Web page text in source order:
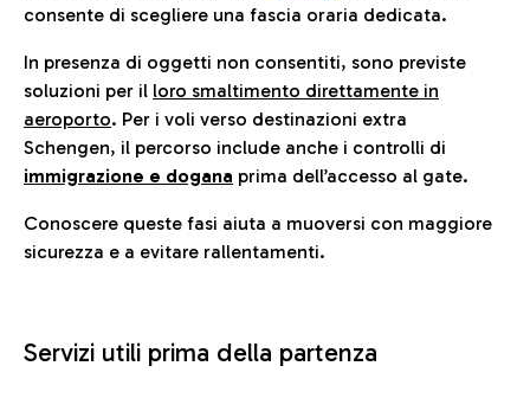
consente di scegliere una fascia oraria dedicata.
In presenza di oggetti non consentiti, sono previste
soluzioni per il loro smaltimento direttamente in
aeroporto. Per i voli verso destinazioni extra
Schengen, il percorso include anche i controlli di
immigrazione e dogana prima dell’accesso al gate.
Conoscere queste fasi aiuta a muoversi con maggiore
sicurezza e a evitare rallentamenti.
Servizi utili prima della partenza